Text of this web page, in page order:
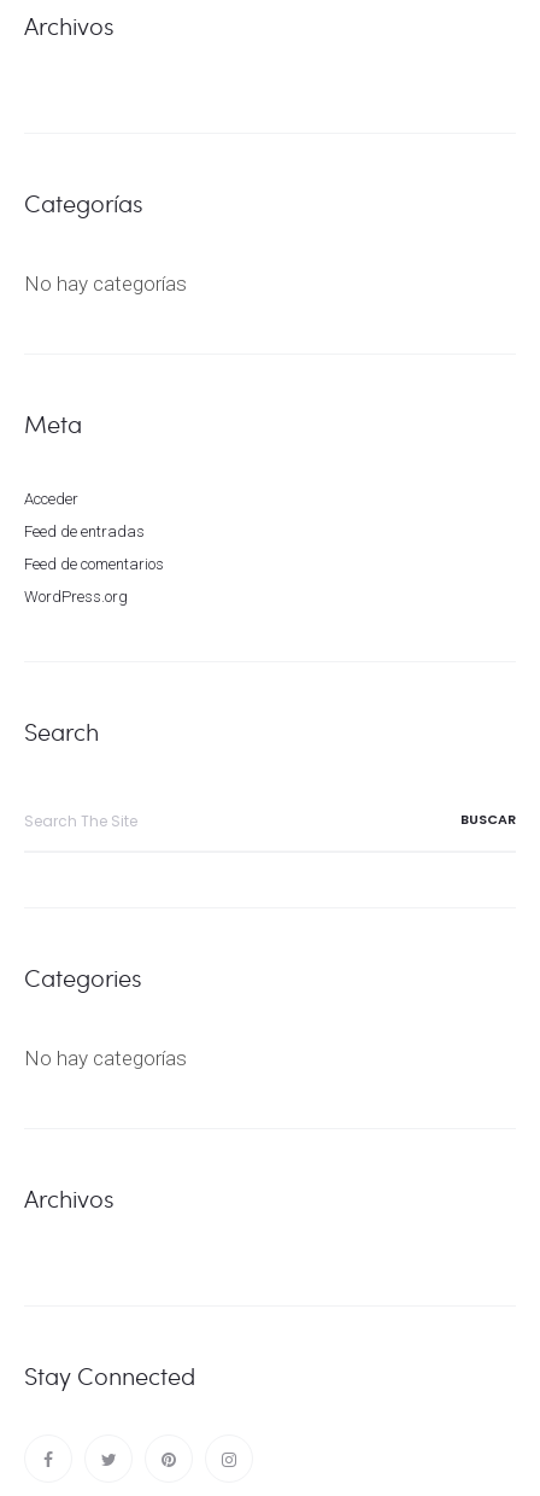
Archivos
Categorías
No hay categorías
Meta
Acceder
Feed de entradas
Feed de comentarios
WordPress.org
Search
Categories
No hay categorías
Archivos
Stay Connected